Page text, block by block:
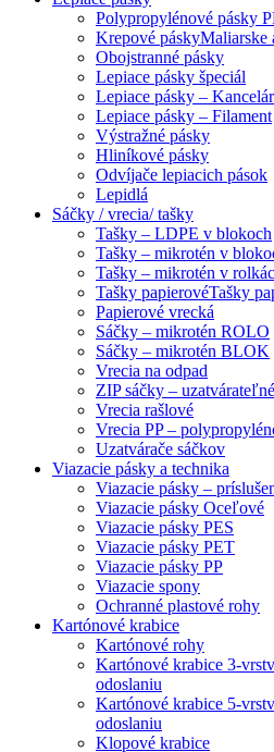
Polypropylénové pásky
Krepové páskyMaliarske
Obojstranné pásky
Lepiace pásky špeciál
Lepiace pásky –
Lepiace pásky – Filament
Výstražné pásky
Hliníkové pásky
Odvíjače lepiacich pások
Lepidlá
Sáčky / vrecia/ tašky
Tašky – LDPE v blokoch
Tašky – mikrotén v
Tašky – mikrotén v
Tašky papierovéTašky
Papierové vrecká
Sáčky – mikrotén ROLO
Sáčky – mikrotén BLOK
Vrecia na odpad
ZIP sáčky – uzatvárateľné
Vrecia rašlové
Vrecia PP –
Uzatvárače sáčkov
Viazacie pásky a technika
Viazacie pásky –
Viazacie pásky Oceľové
Viazacie pásky PES
Viazacie pásky PET
Viazacie pásky PP
Viazacie spony
Ochranné plastové rohy
Kartónové krabice
Kartónové rohy
Kartónové krabice 3-
odoslaniu
Kartónové krabice 5-
odoslaniu
Klopové krabice